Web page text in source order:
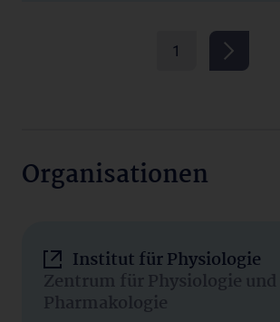
1
Organisationen
Institut für Physiologie
Zentrum für Physiologie und
Pharmakologie